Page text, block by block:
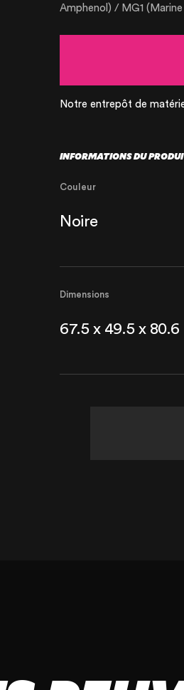
Amphenol) / MG1 (Marine
Notre entrepôt de
INFORMATIONS DU
Couleur
Noire
Dimensions
67.5 x 49.5 x 80.6